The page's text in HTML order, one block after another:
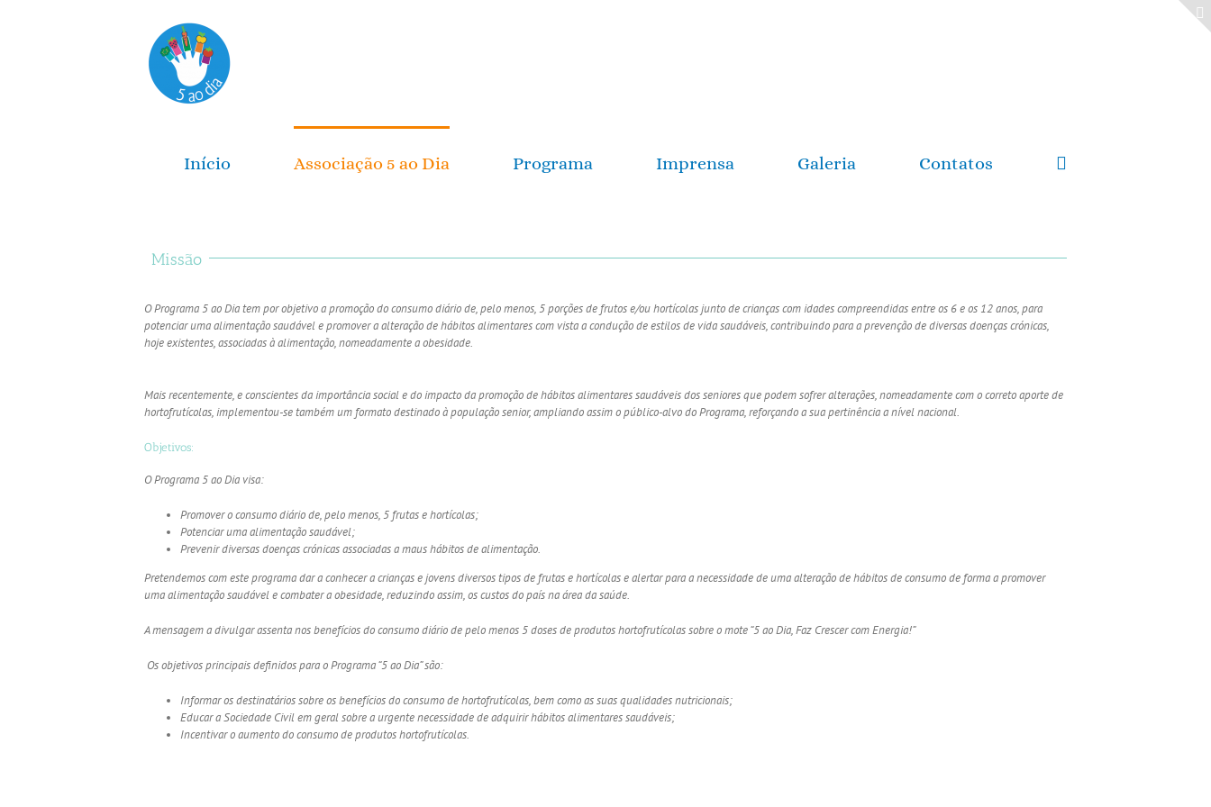
Início Associação 5 ao Dia Programa Imprensa Galeria Contatos
Missão
O Programa 5 ao Dia tem por objetivo a promoção do consumo diário de, pelo menos, 5 porções de frutos e/ou hortícolas junto de crianças com idades compreendidas entre os 6 e os 12 anos, para
potenciar uma alimentação saudável e promover a alteração de hábitos alimentares com vista a condução de estilos de vida saudáveis, contribuindo para a prevenção de diversas doenças crónicas,
hoje existentes, associadas à alimentação, nomeadamente a obesidade.
Mais recentemente, e conscientes da importância social e do impacto da promoção de hábitos alimentares saudáveis dos seniores que podem sofrer alterações, nomeadamente com o correto aporte de
hortofrutícolas, implementou-se também um formato destinado à população senior, ampliando assim o público-alvo do Programa, reforçando a sua pertinência a nível nacional.
Objetivos:
O Programa 5 ao Dia visa:
Promover o consumo diário de, pelo menos, 5 frutas e hortícolas;
Potenciar uma alimentação saudável;
Prevenir diversas doenças crónicas associadas a maus hábitos de alimentação.
Pretendemos com este programa dar a conhecer a crianças e jovens diversos tipos de frutas e hortícolas e alertar para a necessidade de uma alteração de hábitos de consumo de forma a promover
uma alimentação saudável e combater a obesidade, reduzindo assim, os custos do país na área da saúde.
A mensagem a divulgar assenta nos benefícios do consumo diário de pelo menos 5 doses de produtos hortofrutícolas sobre o mote “5 ao Dia, Faz Crescer com Energia!”
Os objetivos principais definidos para o Programa “5 ao Dia” são:
Informar os destinatários sobre os benefícios do consumo de hortofrutícolas, bem como as suas qualidades nutricionais;
Educar a Sociedade Civil em geral sobre a urgente necessidade de adquirir hábitos alimentares saudáveis;
Incentivar o aumento do consumo de produtos hortofrutícolas.